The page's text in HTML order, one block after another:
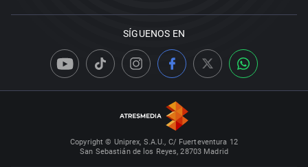
SÍGUENOS EN
Copyright © Uniprex, S.A.U., C/ Fuerteventura 12
San Sebastián de los Reyes, 28703 Madrid